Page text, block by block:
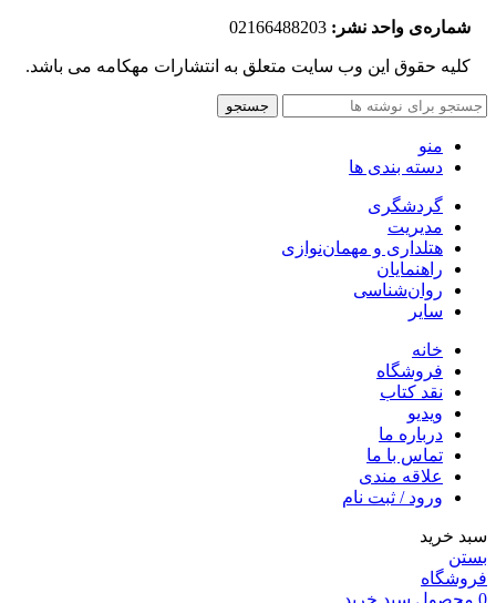
شماره‌‌ی واحد نشر:
کلیه حقوق این وب سایت متعلق به انتشارات مهکامه می باشد.
جستجو
منو
دسته بندی ها
گردشگری
مدیریت
هتلداری و مهمان‌نوازی
راهنمایان
روان‌شناسی
سایر
خانه
فروشگاه
نقد کتاب
ویدیو
درباره‌ ما
تماس با ما
علاقه مندی
ورود / ثبت نام
سبد خرید
بستن
فروشگاه